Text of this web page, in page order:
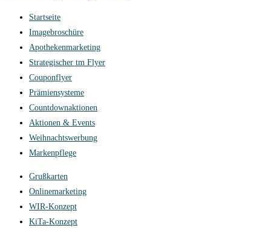
Startseite
Imagebroschüre
Apothekenmarketing
Strategischer tm Flyer
Couponflyer
Prämiensysteme
Countdownaktionen
Aktionen & Events
Weihnachtswerbung
Markenpflege
Grußkarten
Onlinemarketing
WIR-Konzept
KiTa-Konzept